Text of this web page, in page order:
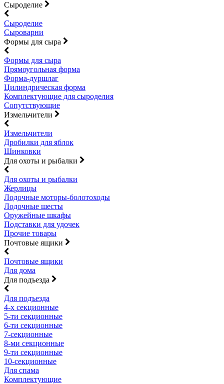
Сыроделие
Сыроделие
Сыроварни
Формы для сыра
Формы для сыра
Прямоугольная форма
Форма-дуршлаг
Цилиндрическая форма
Комплектующие для сыроделия
Сопутствующие
Измельчители
Измельчители
Дробилки для яблок
Шинковки
Для охоты и рыбалки
Для охоты и рыбалки
Жерлицы
Лодочные моторы-болотоходы
Лодочные шесты
Оружейные шкафы
Подставки для удочек
Прочие товары
Почтовые ящики
Почтовые ящики
Для дома
Для подъезда
Для подъезда
4-х секционные
5-ти секционные
6-ти секционные
7-секционные
8-ми секционные
9-ти секционные
10-секционные
Для спама
Комплектующие